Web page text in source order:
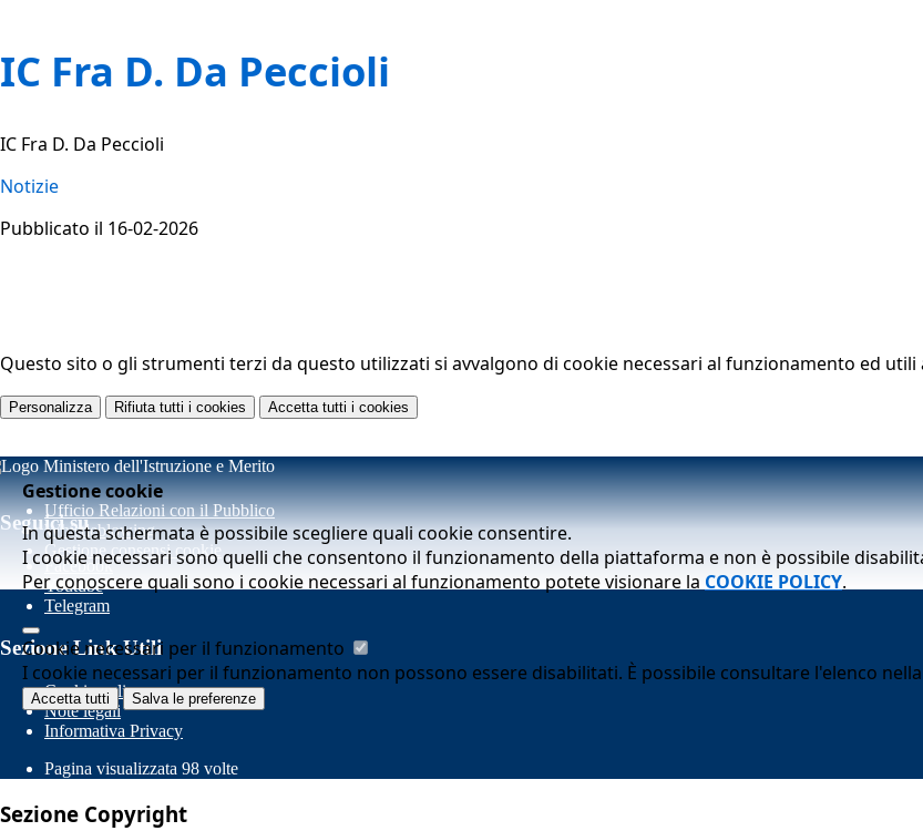
IC Fra D. Da Peccioli
IC Fra D. Da Peccioli
Notizie
Pubblicato il 16-02-2026
Questo sito o gli strumenti terzi da questo utilizzati si avvalgono di cookie necessari al funzionamento ed
Personalizza Rifiuta tutti i cookies Accetta tutti i cookies
Gestione cookie
In questa schermata è possibile scegliere quali cookie consentire.
I cookie necessari sono quelli che consentono il funzionamento della piattaforma e non è possibile
Per conoscere quali sono i cookie necessari al funzionamento potete visionare la COOKIE POLICY.
Cookie necessari per il funzionamento
I cookie necessari per il funzionamento non possono essere disabilitati. È possibile consultare l'elenco
Accetta tutti Salva le preferenze
Ufficio Relazioni con il Pubblico
Whistleblowing
Gestione consensi cookie
Seguici su
Facebook
Youtube
Telegram
Sezione Link Utili
Cookie policy
Note legali
Informativa Privacy
Pagina visualizzata 98 volte
Sezione Copyright